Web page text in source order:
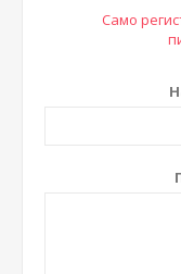
Само